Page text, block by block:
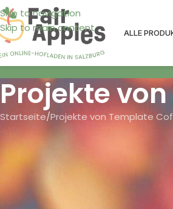
Skip to navigation
Skip to main content
ALLE
Projekte
Startseite/Projekte von Template